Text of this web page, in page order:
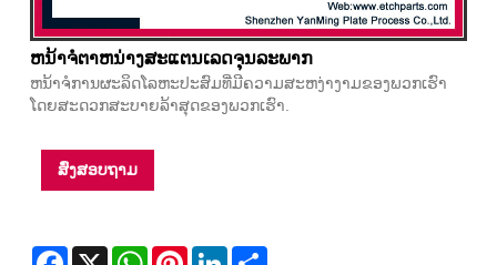
ຫນ້າຈໍຕາຫນ່າງສະແຕນເລດຈຸນລະພາກ
ຫນ້າຈໍການຜະລິດໂລຫະປະສົມທີ່ມີຄວາມສະຫງ່າງາມຂອງພວກເຮົາ
ໂດຍສະດວກສະບາຍລ້າສຸດຂອງພວກເຮົາ.
ສົ່ງສອບຖາມ
Facebook
X WhatsAppPinterestLinkedIn